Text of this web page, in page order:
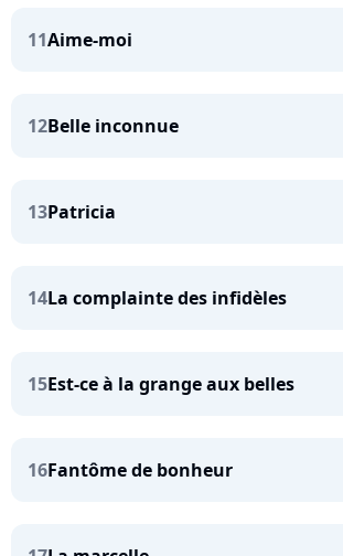
11Aime-moi
12Belle inconnue
13Patricia
14La complainte des infidèles
15Est-ce à la grange aux belles
16Fantôme de bonheur